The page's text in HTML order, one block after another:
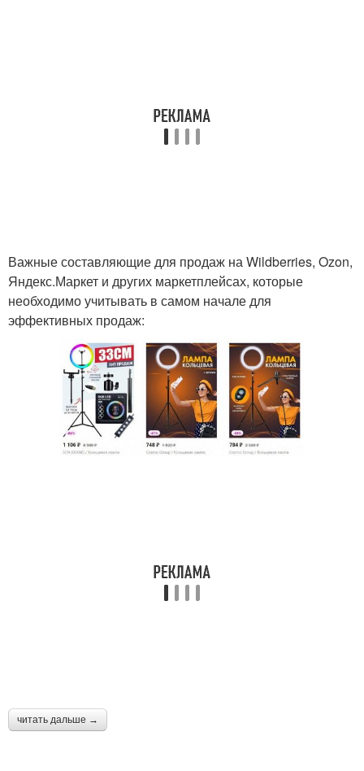
Важные составляющие для продаж на Wildberries, Ozon,
Яндекс.Маркет и других маркетплейсах, которые
необходимо учитывать в самом начале для
эффективных продаж:
читать дальше →